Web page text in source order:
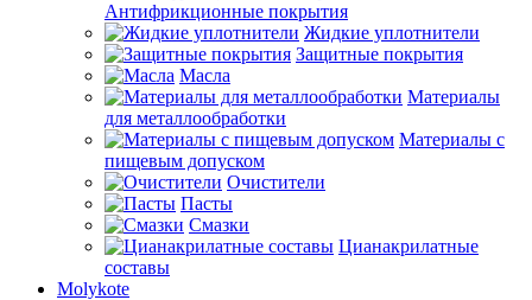
Антифрикционные покрытия
Жидкие уплотнители
Защитные покрытия
Масла
Материалы
для металлообработки
Материалы с
пищевым допуском
Очистители
Пасты
Смазки
Цианакрилатные
составы
Molykote